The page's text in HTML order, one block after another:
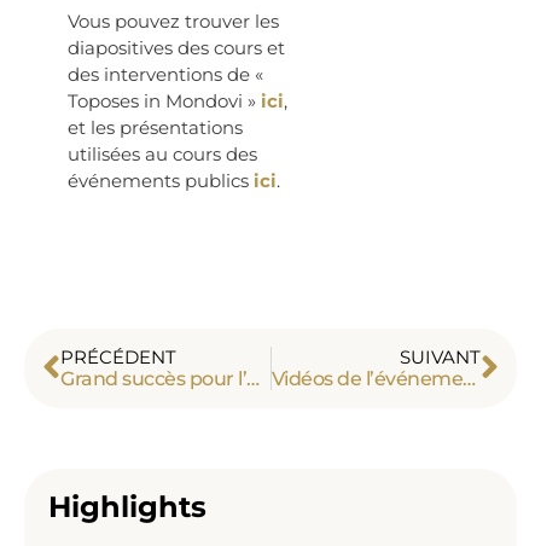
Vous pouvez trouver les
diapositives des cours et
des interventions de «
Toposes in Mondovi » ici,
et les présentations
utilisées au cours des
événements publics ici.
PRÉCÉDENT
Grand succès pour l’hommage à A. Grothendieck
SUIVANT
Vidéos de l’événement « Homage to Alexander Grothendieck »
Highlights